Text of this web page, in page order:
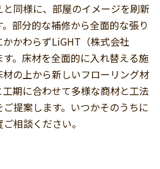
同様に、部屋のイメージを刷新
部分的な補修から全面的な張り
かわらずLiGHT（株式会社
。床材を全面的に入れ替える施
の上から新しいフローリング材
期に合わせて多様な商材と工法
提案します。いつかそのうちに
相談ください。